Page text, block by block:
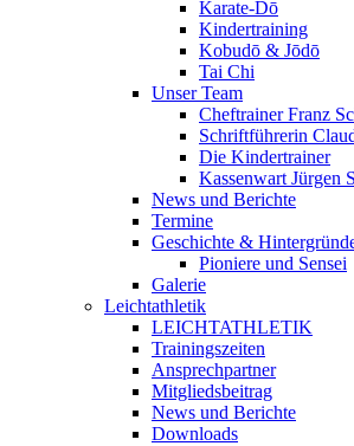
Karate-Dō
Kindertraining
Kobudō & Jōdō
Tai Chi
Unser Team
Cheftrainer Franz
Schriftführerin
Die Kindertrainer
Kassenwart Jürgen
News und Berichte
Termine
Geschichte &
Pioniere und Sensei
Galerie
Leichtathletik
LEICHTATHLETIK
Trainingszeiten
Ansprechpartner
Mitgliedsbeitrag
News und Berichte
Downloads